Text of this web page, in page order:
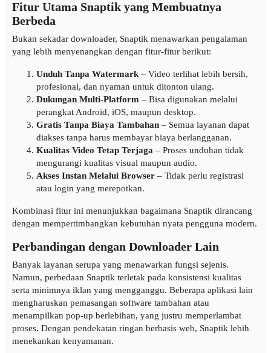
Fitur Utama Snaptik yang Membuatnya
Berbeda
Bukan sekadar downloader, Snaptik menawarkan pengalaman
yang lebih menyenangkan dengan fitur-fitur berikut:
Unduh Tanpa Watermark – Video terlihat lebih bersih,
profesional, dan nyaman untuk ditonton ulang.
Dukungan Multi-Platform – Bisa digunakan melalui
perangkat Android, iOS, maupun desktop.
Gratis Tanpa Biaya Tambahan – Semua layanan dapat
diakses tanpa harus membayar biaya berlangganan.
Kualitas Video Tetap Terjaga – Proses unduhan tidak
mengurangi kualitas visual maupun audio.
Akses Instan Melalui Browser – Tidak perlu registrasi
atau login yang merepotkan.
Kombinasi fitur ini menunjukkan bagaimana Snaptik dirancang
dengan mempertimbangkan kebutuhan nyata pengguna modern.
Perbandingan dengan Downloader Lain
Banyak layanan serupa yang menawarkan fungsi sejenis.
Namun, perbedaan Snaptik terletak pada konsistensi kualitas
serta minimnya iklan yang mengganggu. Beberapa aplikasi lain
mengharuskan pemasangan software tambahan atau
menampilkan pop-up berlebihan, yang justru memperlambat
proses. Dengan pendekatan ringan berbasis web, Snaptik lebih
menekankan kenyamanan.